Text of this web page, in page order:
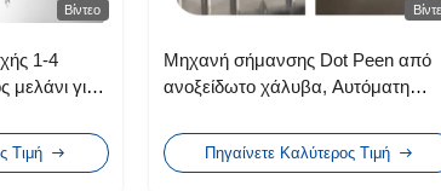
Βίντεο
1-4
μελάνι για
Τιμή
Μηχανή σήμανσης Dot Peen από
ανοξείδωτο χάλυβα, Αυτόματη
ζωής
Πηγαίνετε Καλύτερος Τιμή